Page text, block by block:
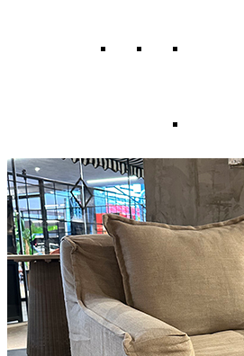
Gift Card
Asesoría
Inspiración
¿Quiénes somos?
Contacto
ESPECIAL MUEBLES A LA
Ofertas
Buscar
por: